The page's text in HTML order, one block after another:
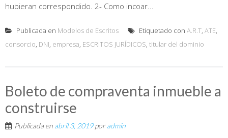
hubieran correspondido. 2- Como incoar...
Publicada en Modelos de Escritos Etiquetado con A.R.T, ATE,
consorcio, DNI, empresa, ESCRITOS JURÍDICOS, titular del dominio
Boleto de compraventa inmueble a
construirse
Publicada en abril 3, 2019poradmin